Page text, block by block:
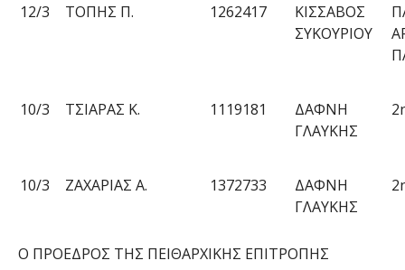
12/3 ΤΟΠΗΣ Π. 1262417
ΚΙΣΣΑΒΟΣ
ΣΥΚΟΥΡΙΟΥ
10/3 ΤΣΙΑΡΑΣ Κ. 1119181
ΔΑΦΝΗ
ΓΛΑΥΚΗΣ
2
10/3 ΖΑΧΑΡΙΑΣ Α. 1372733
ΔΑΦΝΗ
ΓΛΑΥΚΗΣ
2
Ο ΠΡΟΕΔΡΟΣ ΤΗΣ ΠΕΙΘΑΡΧΙΚΗΣ ΕΠΙΤΡΟΠΗΣ